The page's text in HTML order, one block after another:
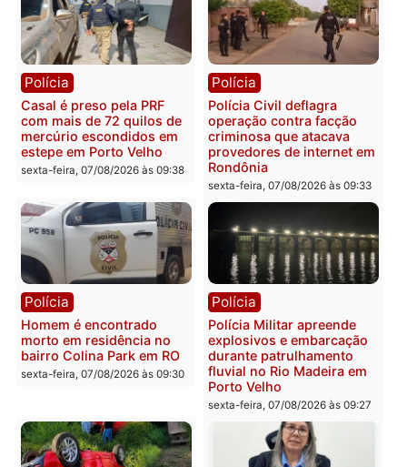
Polícia
2 MILHÕES – Unnesa
apresenta documentos
que comprovam
transparência e legalidade
na operação alvo da PF
sexta-feira, 07/08/2026 às 12:24
Polícia
Polícia Federal apreende
400 quilos de drogas e
prende motorista em RO
sexta-feira, 07/08/2026 às
Polícia
Casal é preso pela PRF
com mais de 72 quilos de
mercúrio escondidos em
estepe em Porto Velho
sexta-feira, 07/08/2026 às 09:38
Polícia
Polícia Civil deflagra
operação contra facção
criminosa que atacava
provedores de internet
Rondônia
sexta-feira, 07/08/2026 às